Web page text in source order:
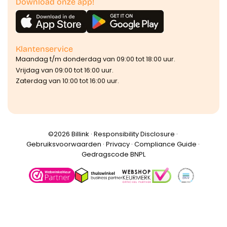
Klantenservice
Maandag t/m donderdag van 09:00 tot 18:00 uur.
Vrijdag van 09:00 tot 16:00 uur.
Zaterdag van 10:00 tot 16:00 uur.
©️2026 Billink · Responsibility Disclosure ·
Gebruiksvoorwaarden · Privacy· Compliance Guide ·
Gedragscode BNPL